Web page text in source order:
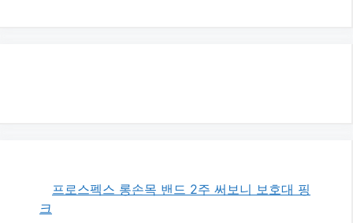
프로스펙스 롱손목 밴드 2주 써보니 보호대 핑
크